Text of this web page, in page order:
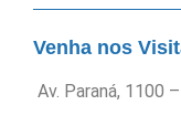
Venha nos
Av. Paraná, 1100